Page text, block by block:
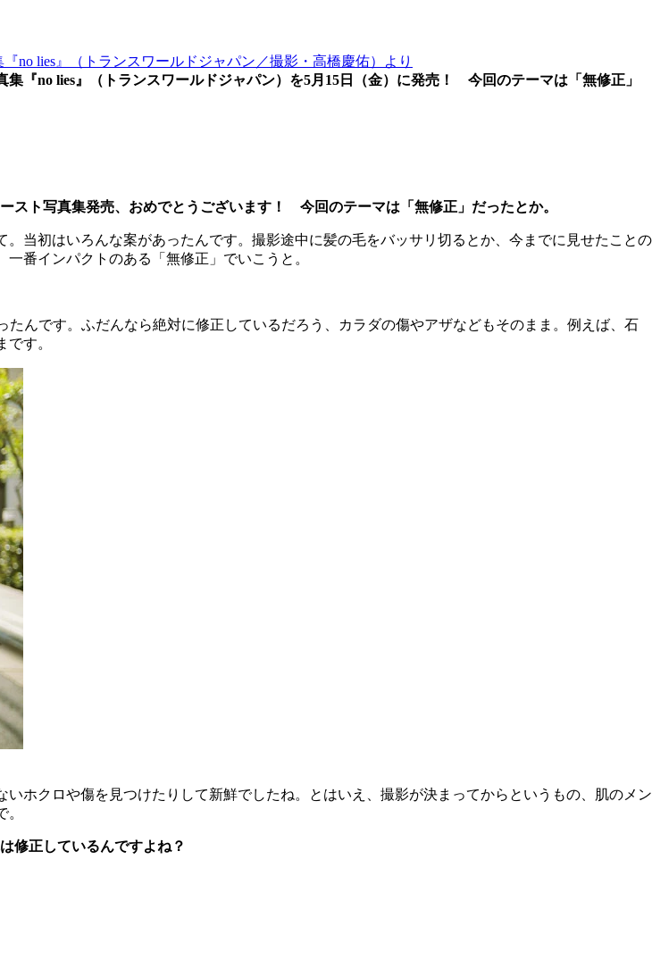
no lies』（トランスワールドジャパン／撮影・高橋慶佑）より
集『no lies』（トランスワールドジャパン）を5月15日（金）に発売！ 今回のテーマは「無修正」
ト写真集発売、おめでとうございます！ 今回のテーマは「無修正」だったとか。
当初はいろんな案があったんです。撮影途中に髪の毛をバッサリ切るとか、今までに見せたことの
番インパクトのある「無修正」でいこうと。
んです。ふだんなら絶対に修正しているだろう、カラダの傷やアザなどもそのまま。例えば、石
す。
ホクロや傷を見つけたりして新鮮でしたね。とはいえ、撮影が決まってからというもの、肌のメン
修正しているんですよね？